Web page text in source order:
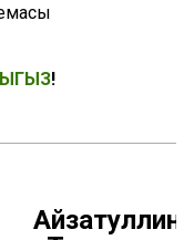
!
Айзатуллин: